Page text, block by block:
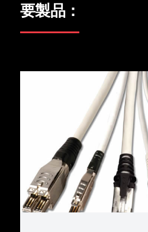
要製品：